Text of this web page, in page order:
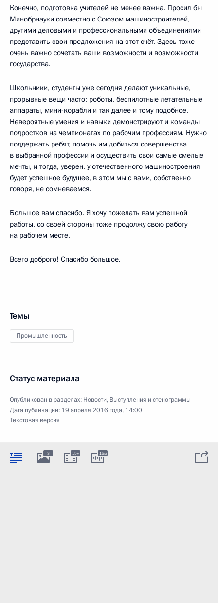
Конечно, подготовка учителей не менее важна. Просил бы
Минобрнауки совместно с Союзом машиностроителей,
другими деловыми и профессиональными объединениями
представить свои предложения на этот счёт. Здесь тоже
очень важно сочетать ваши возможности и возможности
государства.
Школьники, студенты уже сегодня делают уникальные,
прорывные вещи часто: роботы, беспилотные летательные
аппараты, мини-корабли и так далее и тому подобное.
Невероятные умения и навыки демонстрируют и команды
подростков на чемпионатах по рабочим профессиям. Нужно
поддержать ребят, помочь им добиться совершенства
в выбранной профессии и осуществить свои самые смелые
мечты, и тогда, уверен, у отечественного машиностроения
будет успешное будущее, в этом мы с вами, собственно
говоря, не сомневаемся.
Большое вам спасибо. Я хочу пожелать вам успешной
работы, со своей стороны тоже продолжу свою работу
на рабочем месте.
Всего доброго! Спасибо большое.
Темы
Промышленность
Статус материала
Опубликован в разделах: Новости, Выступления и стенограммы
Дата публикации: 19 апреля 2016 года, 14:00
Текстовая версия
3 15м 15м